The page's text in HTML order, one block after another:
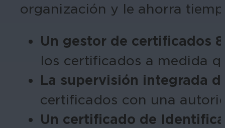
organización y le ahorra
Un gestor de certificados
los certificados a medida
La supervisión integrada
certificados con una
Un certificado de